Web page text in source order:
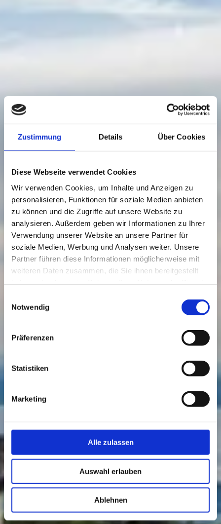
Zustimmung Details Über Cookies
Diese Webseite verwendet Cookies
Wir verwenden Cookies, um Inhalte und Anzeigen zu
personalisieren, Funktionen für soziale Medien anbieten
zu können und die Zugriffe auf unsere Website zu
analysieren. Außerdem geben wir Informationen zu Ihrer
Verwendung unserer Website an unsere Partner für
soziale Medien, Werbung und Analysen weiter. Unsere
Partner führen diese Informationen möglicherweise mit
weiteren Daten zusammen, die Sie ihnen bereitgestellt
Notwendig
Präferenzen
Statistiken
Marketing
Alle zulassen
Auswahl erlauben
Ablehnen